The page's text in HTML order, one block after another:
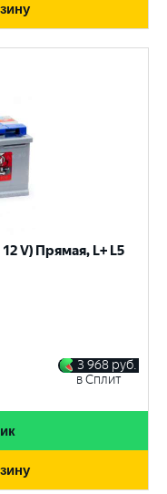
V) Прямая, L+ L5
3 968 руб.
в Сплит